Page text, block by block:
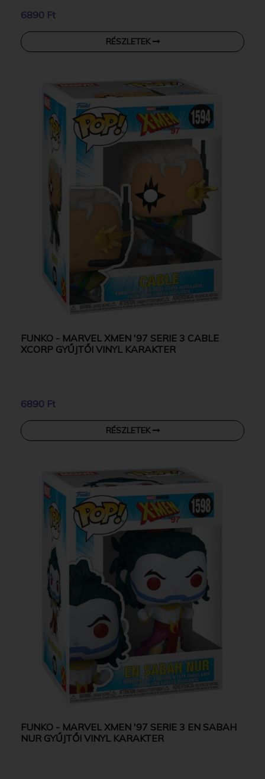
6890 Ft
RÉSZLETEK
FUNKO - MARVEL XMEN '97 SERIE 3 CABLE
XCORP GYŰJTŐI VINYL KARAKTER
6890 Ft
RÉSZLETEK
FUNKO - MARVEL XMEN '97 SERIE 3 EN SABAH
NUR GYŰJTŐI VINYL KARAKTER